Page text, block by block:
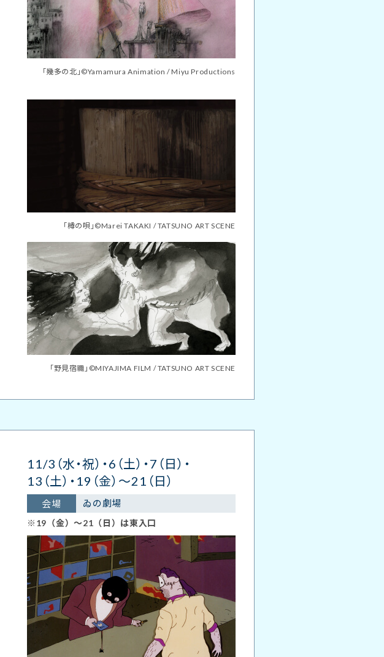
「幾多の北」©Yamamura Animation / Miyu Productions
「樽の唄」©Marei TAKAKI / TATSUNO ART SCENE
「野見宿禰」©MIYAJIMA FILM / TATSUNO ART SCENE
11/3（水・祝）・6（土）・7（日）・
13（土）・19（金）～21（日）
会場 ゐの劇場
※19（金）～21（日）は東入口